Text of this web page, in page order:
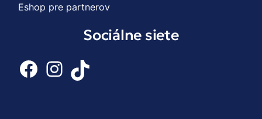
Eshop pre partnerov
Sociálne siete
Facebook
Instagram
TikTok